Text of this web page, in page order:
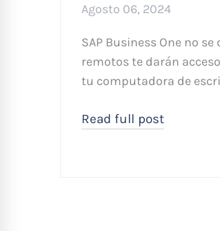
Agosto 06, 2024
SAP Business One no
remotos te darán
tu computadora de
Read full post